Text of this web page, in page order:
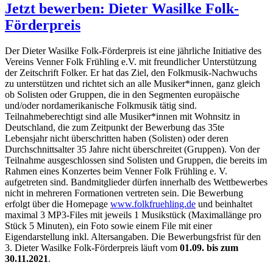
Jetzt bewerben: Dieter Wasilke Folk-
Förderpreis
Der Dieter Wasilke Folk-Förderpreis ist eine jährliche Initiative des
Vereins Venner Folk Frühling e.V. mit freundlicher Unterstützung
der Zeitschrift Folker. Er hat das Ziel, den Folkmusik-Nachwuchs
zu unterstützen und richtet sich an alle Musiker*innen, ganz gleich
ob Solisten oder Gruppen, die in den Segmenten europäische
und/oder nordamerikanische Folkmusik tätig sind.
Teilnahmeberechtigt sind alle Musiker*innen mit Wohnsitz in
Deutschland, die zum Zeitpunkt der Bewerbung das 35te
Lebensjahr nicht überschritten haben (Solisten) oder deren
Durchschnittsalter 35 Jahre nicht überschreitet (Gruppen). Von der
Teilnahme ausgeschlossen sind Solisten und Gruppen, die bereits im
Rahmen eines Konzertes beim Venner Folk Frühling e. V.
aufgetreten sind. Bandmitglieder dürfen innerhalb des Wettbewerbes
nicht in mehreren Formationen vertreten sein. Die Bewerbung
erfolgt über die Homepage www.folkfruehling.de und beinhaltet
maximal 3 MP3-Files mit jeweils 1 Musikstück (Maximallänge pro
Stück 5 Minuten), ein Foto sowie einem File mit einer
Eigendarstellung inkl. Altersangaben. Die Bewerbungsfrist für den
3. Dieter Wasilke Folk-Förderpreis läuft vom 01.09. bis zum
30.11.2021.